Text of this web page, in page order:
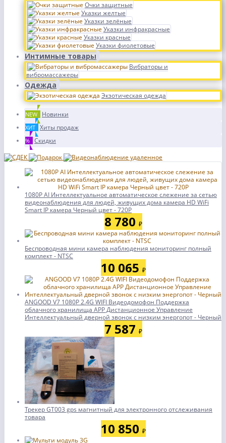
Очки защитные
Указки желтые
Указки зелёные
Указки инфракрасные
Указки красные
Указки фиолетовые
Интимные товары
Вибраторы и
вибромассажеры
Одежда
Экзотическая одежда
NEW Новинки
ХИТ Хиты продаж
% Скидки
1080P AI Интеллектуальное автоматическое слежение за сетью
видеонаблюдения для людей, живущих дома камера HD WiFi
Smart IP камера Черный цвет - 720P
8 780 ₽
Беспроводная мини камера наблюдения мониторинг полный
комплект - NTSC
10 065 ₽
ANGOOD V7 1080P 2.4G WIFI Видеодомофон Поддержка
облачного хранилища APP Дистанционное Управление
Интеллектуальный дверной звонок с низким энергопот - Черный
7 587 ₽
Трекер GT003 gps магнитный для электронного отслеживания
товара
10 850 ₽